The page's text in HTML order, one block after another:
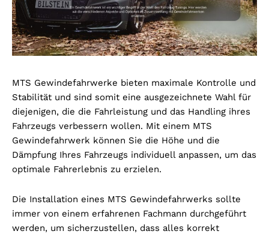
MTS Gewindefahrwerke bieten maximale Kontrolle und
Stabilität und sind somit eine ausgezeichnete Wahl für
diejenigen, die die Fahrleistung und das Handling ihres
Fahrzeugs verbessern wollen. Mit einem MTS
Gewindefahrwerk können Sie die Höhe und die
Dämpfung Ihres Fahrzeugs individuell anpassen, um das
optimale Fahrerlebnis zu erzielen.
Die Installation eines MTS Gewindefahrwerks sollte
immer von einem erfahrenen Fachmann durchgeführt
werden, um sicherzustellen, dass alles korrekt